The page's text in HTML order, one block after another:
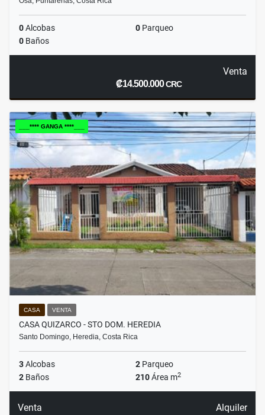
0Alcobas 0 Parqueo
0 Baños
Venta
₡14.500.000CRC
___**** GANGA ****___
CASA VENTA
CASA QUIZARCO - STO DOM. HEREDIA
Santo Domingo, Heredia, Costa Rica
3Alcobas 2 Parqueo
2 Baños 210Área m2
Venta Alquiler